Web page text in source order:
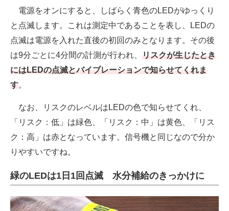
電源をオンにすると、しばらく青色のLEDがゆっくり
と点滅します。これは測定中であることを表し、LEDの
点滅は電源を入れた直後の初回のみとなります。その後
は9分ごとに4分間の計測が行われ、 リスクが生じたとき
にはLEDの点滅とバイブレーションで知らせてくれま
す。
なお、リスクのレベルはLEDの色で知らせてくれ、
「リスク：低」は緑色、「リスク：中」は黄色、「リス
ク：高」は赤となっています。信号機と同じなので分か
りやすいですね。
緑のLEDは1日1回点滅 水分補給のきっかけに